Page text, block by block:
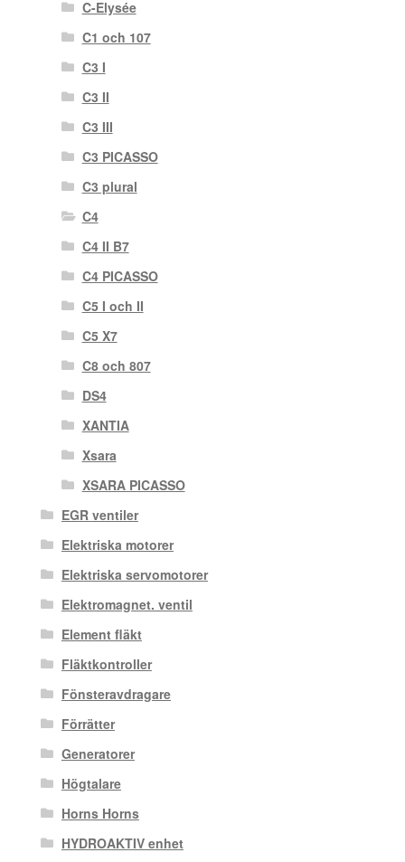
C-Elysée
C1 och 107
C3 I
C3 II
C3 III
C3 PICASSO
C3 plural
C4
C4 II B7
C4 PICASSO
C5 I och II
C5 X7
C8 och 807
DS4
XANTIA
Xsara
XSARA PICASSO
EGR ventiler
Elektriska motorer
Elektriska servomotorer
Elektromagnet. ventil
Element fläkt
Fläktkontroller
Fönsteravdragare
Förrätter
Generatorer
Högtalare
Horns Horns
HYDROAKTIV enhet